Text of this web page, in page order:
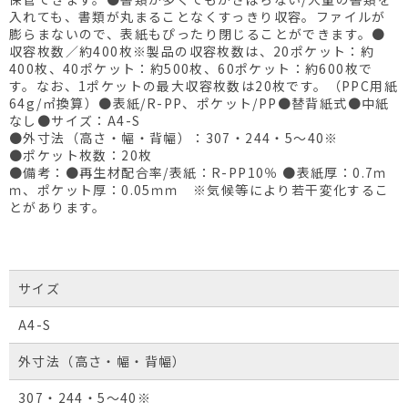
入れても、書類が丸まることなくすっきり収容。ファイルが
膨らまないので、表紙もぴったり閉じることができます。●
収容枚数／約400枚※製品の収容枚数は、20ポケット：約
400枚、40ポケット：約500枚、60ポケット：約600枚で
す。なお、1ポケットの最大収容枚数は20枚です。（PPC用紙
64g/㎡換算）●表紙/R-PP、ポケット/PP●替背紙式●中紙
なし●サイズ：A4-S
●外寸法（高さ・幅・背幅）：307・244・5～40※
●ポケット枚数：20枚
●備考：●再生材配合率/表紙：R-PP10％ ●表紙厚：0.7ｍ
ｍ、ポケット厚：0.05ｍｍ ※気候等により若干変化するこ
とがあります。
サイズ
A4-S
外寸法（高さ・幅・背幅）
307・244・5～40※